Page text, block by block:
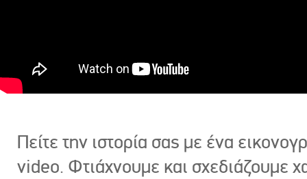
Πείτε την ιστορία σας με ένα
video. Φτιάχνουμε και σχεδιάζουμε